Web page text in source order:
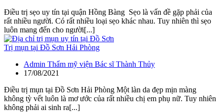
Điều trị sẹo uy tín tại quận Hồng Bàng Sẹo là vấn đề gặp phải của
rất nhiều người. Có rất nhiều loại sẹo khác nhau. Tuy nhiên thì sẹo
luôn mang đến cho người[...]
Trị mụn tại Đồ Sơn Hải Phòng
Admin Thẩm mỹ viện Bác sĩ Thành Thủy
17/08/2021
Điều trị mụn tại Đồ Sơn Hải Phòng Một làn da đẹp mịn màng
không tỳ vết luôn là mơ ước của rất nhiều chị em phụ nữ. Tuy nhiên
không phải ai sinh ra[...]